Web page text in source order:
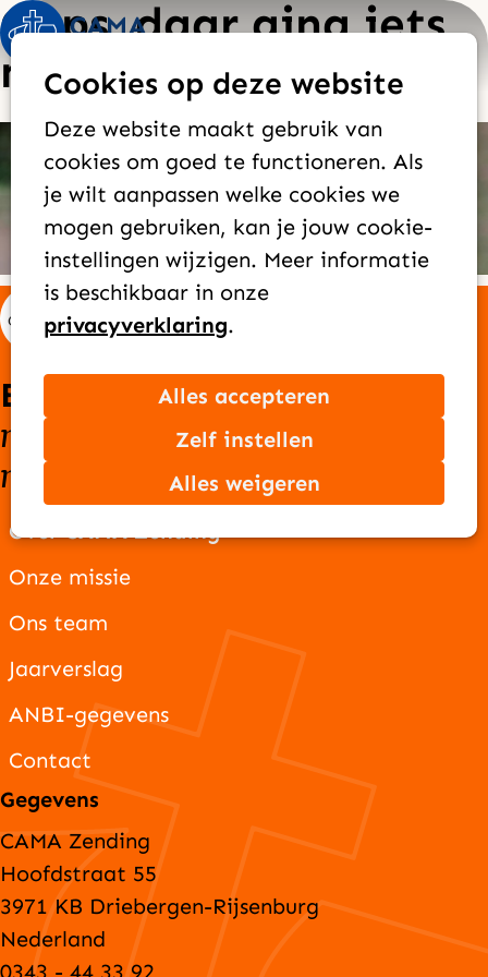
Cookies op deze website
Deze website maakt gebruik van
cookies om goed te functioneren. Als
je wilt aanpassen welke cookies we
mogen gebruiken, kan je jouw cookie-
instellingen wijzigen. Meer informatie
is beschikbaar in onze
privacyverklaring.
Alles accepteren
Zelf instellen
Alles weigeren
Oeps, daar ging iets
mis!
Zo te zien is er iets misgegaan met uw
bijdrage.
Probeer het gerust opnieuw! Anders kunt u
altijd contact met ons opnemen viade
contactpagina .
Elke dag bereiken we
nieuwe mensen met het
nieuws
van Jezus
Over CAMA Zending
Onze missie
Ons team
Jaarverslag
ANBI-gegevens
Contact
Gegevens
CAMA Zending
Hoofdstraat 55
3971 KB Driebergen-Rijsenburg
Nederland
0343 - 44 33 92